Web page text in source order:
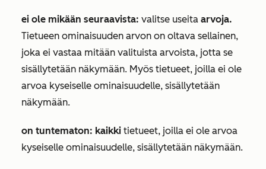
ei ole mikään seuraavista: valitse useita arvoja.
Tietueen ominaisuuden arvon on oltava sellainen,
joka ei vastaa mitään valituista arvoista, jotta se
sisällytetään näkymään. Myös tietueet, joilla ei ole
arvoa kyseiselle ominaisuudelle, sisällytetään
näkymään.
on tuntematon: kaikki tietueet, joilla ei ole arvoa
kyseiselle ominaisuudelle, sisällytetään näkymään.